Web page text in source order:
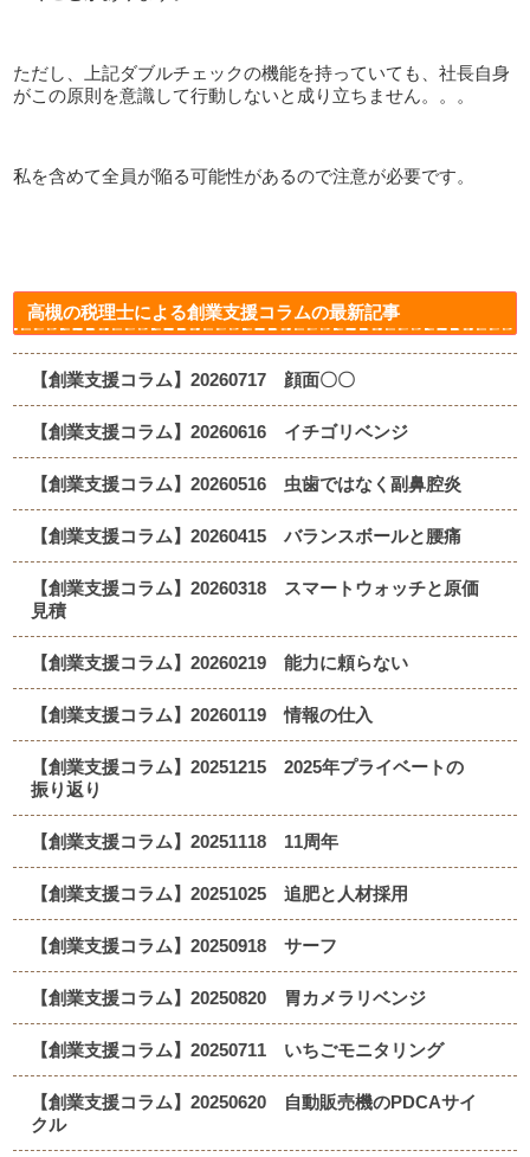
ただし、上記ダブルチェックの機能を持っていても、社長自身
がこの原則を意識して行動しないと成り立ちません。。。
私を含めて全員が陥る可能性があるので注意が必要です。
高槻の税理士による創業支援コラムの最新記事
【創業支援コラム】20260717 顔面〇〇
【創業支援コラム】20260616 イチゴリベンジ
【創業支援コラム】20260516 虫歯ではなく副鼻腔炎
【創業支援コラム】20260415 バランスボールと腰痛
【創業支援コラム】20260318 スマートウォッチと原価
見積
【創業支援コラム】20260219 能力に頼らない
【創業支援コラム】20260119 情報の仕入
【創業支援コラム】20251215 2025年プライベートの
振り返り
【創業支援コラム】20251118 11周年
【創業支援コラム】20251025 追肥と人材採用
【創業支援コラム】20250918 サーフ
【創業支援コラム】20250820 胃カメラリベンジ
【創業支援コラム】20250711 いちごモニタリング
【創業支援コラム】20250620 自動販売機のPDCAサイ
クル